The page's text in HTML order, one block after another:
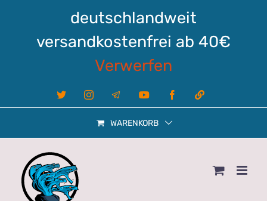
deutschlandweit
versandkostenfrei ab 40€
Verwerfen
X InstagramTelegram YouTube FacebookLinktree
WARENKORB